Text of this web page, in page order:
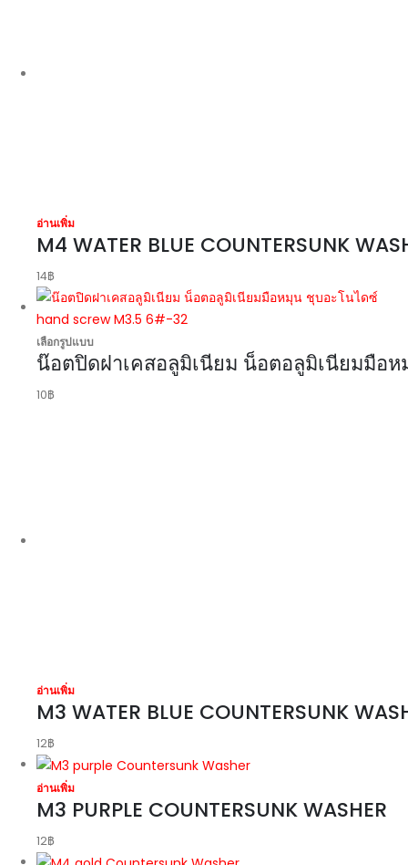
อ่านเพิ่ม
M4 WATER BLUE COUNTERSUNK
14฿
เลือกรูปแบบ
น๊อตปิดฝาเคสอลูมิเนียม น็อตอลูมิเนียมมือ
10฿
อ่านเพิ่ม
M3 WATER BLUE COUNTERSUNK
12฿
อ่านเพิ่ม
M3 PURPLE COUNTERSUNK WASHER
12฿